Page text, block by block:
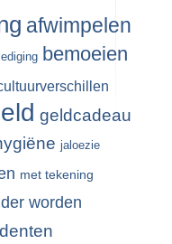
afwimpelen
bemoeien
geldcadeau
jaloezie
met tekening
worden